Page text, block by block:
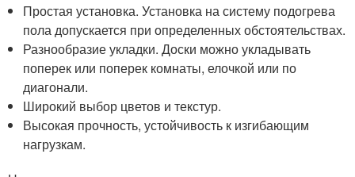
Простая установка. Установка на систему подогрева
пола допускается при определенных обстоятельствах.
Разнообразие укладки. Доски можно укладывать
поперек или поперек комнаты, елочкой или по
диагонали.
Широкий выбор цветов и текстур.
Высокая прочность, устойчивость к изгибающим
нагрузкам.